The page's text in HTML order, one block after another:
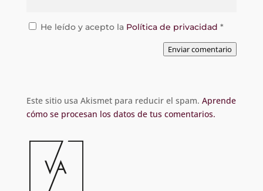
He leído y acepto la Política de privacidad *
Enviar comentario
Este sitio usa Akismet para reducir el spam. Aprende
cómo se procesan los datos de tus comentarios.